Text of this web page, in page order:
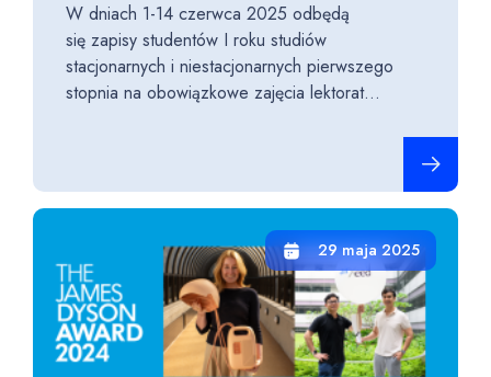
W dniach 1-14 czerwca 2025 odbędą
się zapisy studentów I roku studiów
stacjonarnych i niestacjonarnych pierwszego
stopnia na obowiązkowe zajęcia lektorat...
29 maja 2025